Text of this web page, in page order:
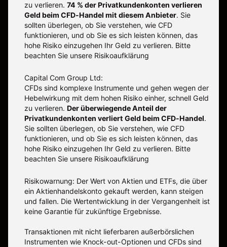
zu verlieren. 74 % der Privatkundenkonten verlieren
Geld beim CFD-Handel mit diesem Anbieter. Sie
sollten überlegen, ob Sie verstehen, wie CFD
funktionieren, und ob Sie es sich leisten können, das
hohe Risiko einzugehen Ihr Geld zu verlieren. Bitte
beachten Sie unsere Risikoaufklärung
Capital Com Group Ltd:
CFDs sind komplexe Instrumente und gehen wegen der
Hebelwirkung mit dem hohen Risiko einher, schnell Geld
zu verlieren. Der überwiegende Anteil der
Privatkundenkonten verliert Geld beim CFD-Handel.
Sie sollten überlegen, ob Sie verstehen, wie CFD
funktionieren, und ob Sie es sich leisten können, das
hohe Risiko einzugehen Ihr Geld zu verlieren. Bitte
beachten Sie unsere Risikoaufklärung
Risikowarnung: Der Wert von Aktien und ETFs, die über
ein Aktienhandelskonto gekauft werden, kann steigen
und fallen. Die Wertentwicklung in der Vergangenheit ist
keine Garantie für zukünftige Ergebnisse.
Transaktionen mit nicht lieferbaren außerbörslichen
Instrumenten wie Knock-out-Optionen und CFDs sind